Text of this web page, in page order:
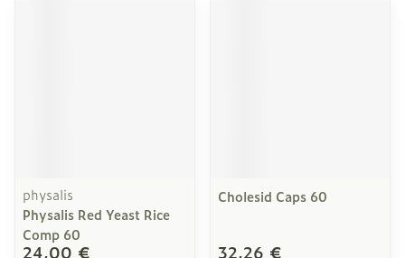
physalis
Physalis Red Yeast Rice
Comp 60
24,00 €
Cholesid Caps 60
32,26 €